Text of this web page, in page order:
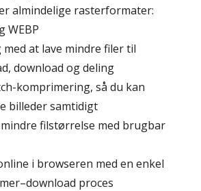
almindelige rasterformater:
WEBP
at lave mindre filer til
download og deling
komprimering, så du kan
billeder samtidigt
filstørrelse med brugbar
i browseren med en enkel
proces